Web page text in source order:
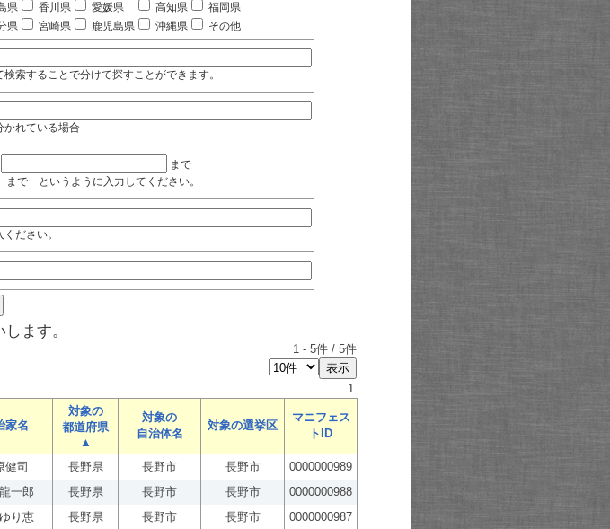
県 香川県 愛媛県 高知県
福岡県
県 宮崎県 鹿児島県 沖縄県 その他
索することで分けて探すことができます。
れている場合
まで
で というように入力してください。
ださい。
ます。
1 - 5件 / 5件
1
家名
対象の
都道府県
▲
対象の
自治体名
対象の選挙区
マニフェス
トID
健司 長野県 長野市 長野市
0000000989
一郎 長野県 長野市 長野市
0000000988
り恵 長野県 長野市 長野市
0000000987